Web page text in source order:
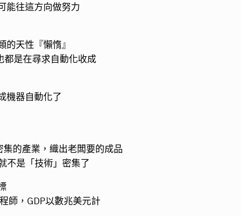
能往這方向做努力
天性『懶惰』
都是在尋求自動化收成
機器自動化了
的產業，織出老闆要的成品
不是「技術」密集了
師，GDP以數兆美元計